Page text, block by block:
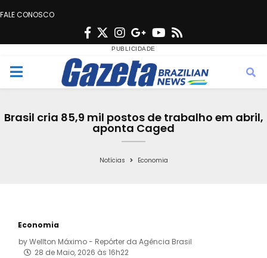
FALE CONOSCO
F
c
e
o
T
w
i
t
e
n
s
t
g
r
a
G
o
o
g
e
Y
u
t
b
s
M
Brasil cria 85,9 mil postos de trabalho em abril,
aponta Caged
Notícias Economia
Economia
byWellton Máximo - Repórter da Agência Brasil
28 de Maio, 2026 às 16h22